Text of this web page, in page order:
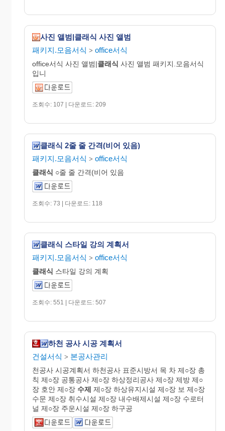
사진 앨범|클래식 사진 앨범
패키지.모음서식 > office서식
office서식 사진 앨범|클래식 사진 앨범 패키지.모음서식
입니
조회수: 107 | 다운로드: 209
클래식 2줄 줄 간격(비어 있음)
패키지.모음서식 > office서식
클래식 ○줄 줄 간격(비어 있음
조회수: 73 | 다운로드: 118
클래식 스타일 강의 계획서
패키지.모음서식 > office서식
클래식 스타일 강의 계획
조회수: 551 | 다운로드: 507
하천 공사 시공 계획서
건설서식 > 본공사관리
천공사 시공계획서 하천공사 표준시방서 목 차 제○장 총
칙 제○장 공통공사 제○장 하상정리공사 제○장 제방 제○
장 호안 제○장 수제 제○장 하상유지시설 제○장 보 제○장
수문 제○장 취수시설 제○장 내수배제시설 제○장 수로터
널 제○장 주운시설 제○장 하구공